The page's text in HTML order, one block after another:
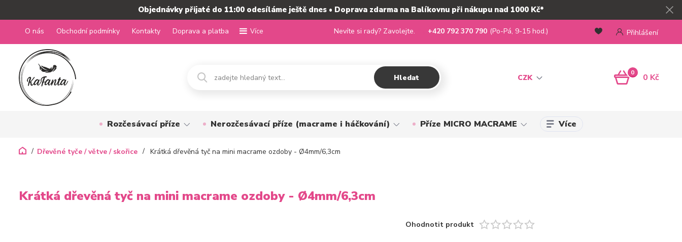
Objednávky přijaté do 11:00 odesíláme ještě dnes • Doprava zdarma na Balíkovnu při nákupu nad 1000 Kč*
O nás Obchodní podmínky Kontakty Doprava a platba Více
CZK
Přihlášení
Hledat
Nevíte si rady? Zavolejte. +420 792 370 790 (Po-Pá, 9-15 hod.)
0 0 Kč
Rozčesávací příze Nerozčesávací příze (macrame i háčkování) Příze MICRO MACRAME Více
Dřevěné tyče / větve / skořice Krátká dřevěná tyč na mini macrame ozdoby - Ø4mm/6,3cm
Krátká dřevěná tyč na mini macrame ozdoby - Ø4mm/6,3cm
Ohodnotit produkt